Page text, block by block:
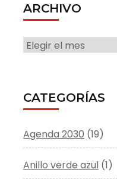
ARCHIVO
ARCHIVO
CATEGORÍAS
Agenda 2030 (19)
Anillo verde azul (1)